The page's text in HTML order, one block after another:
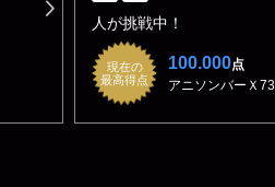
人が挑戦中！
現在の
最高得点
100.000点
アニソンバーＸ73